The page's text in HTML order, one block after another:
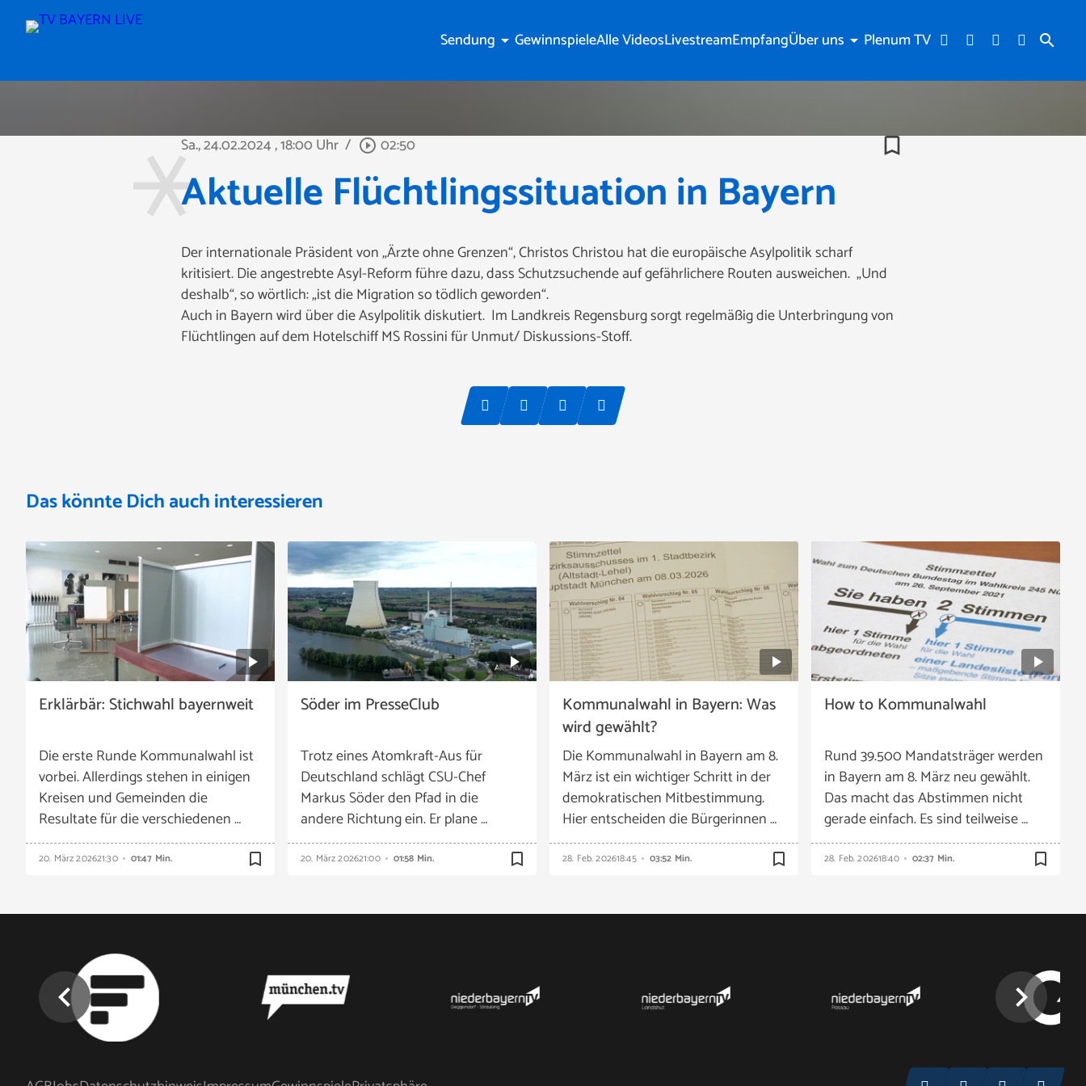
search
Sendung arrow_drop_down GewinnspieleAlle VideosLivestreamEmpfangÜber uns arrow_drop_down Plenum TV
Sa., 24.02.2024, 18:00 Uhr / play_circle_outline 02:50 bookmark_border
Aktuelle Flüchtlingssituation in Bayern
Der internationale Präsident von „Ärzte ohne Grenzen“, Christos Christou hat die europäische Asylpolitik scharf
kritisiert. Die angestrebte Asyl-Reform führe dazu, dass Schutzsuchende auf gefährlichere Routen ausweichen. „Und
deshalb“, so wörtlich: „ist die Migration so tödlich geworden“.
Auch in Bayern wird über die Asylpolitik diskutiert. Im Landkreis Regensburg sorgt regelmäßig die Unterbringung von
Flüchtlingen auf dem Hotelschiff MS Rossini für Unmut/ Diskussions-Stoff.
Das könnte Dich auch interessieren
Erklärbär: Stichwahl bayernweit
Die erste Runde Kommunalwahl ist
vorbei. Allerdings stehen in einigen
Kreisen und Gemeinden die
Resultate für die verschiedenen …
20. März 202621:30 01:47 Min. bookmark_border
Söder im PresseClub
Trotz eines Atomkraft-Aus für
Deutschland schlägt CSU-Chef
Markus Söder den Pfad in die
andere Richtung ein. Er plane …
20. März 202621:00 01:58 Min. bookmark_border
Kommunalwahl in Bayern: Was
wird gewählt?
Die Kommunalwahl in Bayern am 8.
März ist ein wichtiger Schritt in der
demokratischen Mitbestimmung.
Hier entscheiden die Bürgerinnen …
28. Feb. 202618:45 03:52 Min. bookmark_border
How to Kommunalwahl
Rund 39.500 Mandatsträger werden
in Bayern am 8. März neu gewählt.
Das macht das Abstimmen nicht
gerade einfach. Es sind teilweise …
28. Feb. 202618:40 02:37 Min. bookmark_border
chevron_left chevron_right